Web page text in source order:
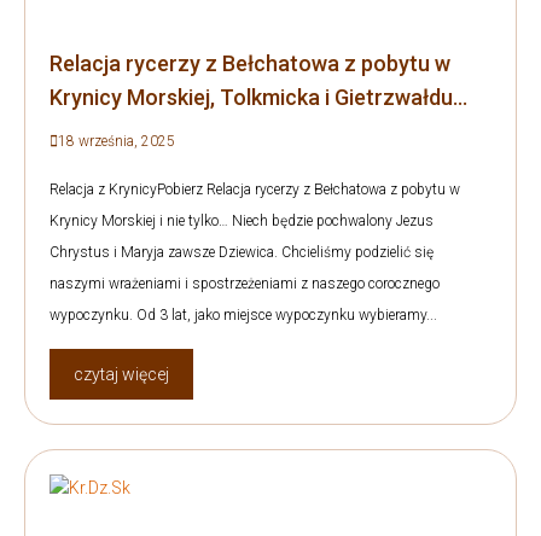
Relacja rycerzy z Bełchatowa z pobytu w
Krynicy Morskiej, Tolkmicka i Gietrzwałdu…
18 września, 2025
Relacja z KrynicyPobierz Relacja rycerzy z Bełchatowa z pobytu w
Krynicy Morskiej i nie tylko… Niech będzie pochwalony Jezus
Chrystus i Maryja zawsze Dziewica. Chcieliśmy podzielić się
naszymi wrażeniami i spostrzeżeniami z naszego corocznego
wypoczynku. Od 3 lat, jako miejsce wypoczynku wybieramy...
czytaj więcej